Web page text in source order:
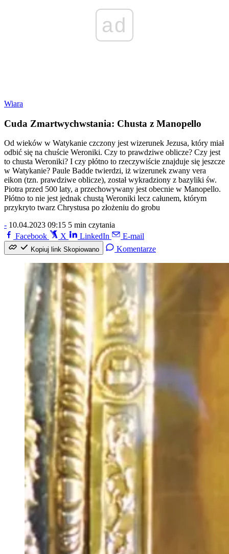
ad
Wiara
Cuda Zmartwychwstania: Chusta z Manopello
Od wieków w Watykanie czczony jest wizerunek Jezusa, który miał
odbić się na chuście Weroniki. Czy to prawdziwe oblicze? Czy jest
to chusta Weroniki? I czy płótno to rzeczywiście znajduje się jeszcze
w Watykanie? Paule Badde twierdzi, iż wizerunek zwany vera
eikon (tzn. prawdziwe oblicze), został wykradziony z bazyliki św.
Piotra przed 500 laty, a przechowywany jest obecnie w Manopello.
Płótno to nie jest jednak chustą Weroniki lecz całunem, którym
przykryto twarz Chrystusa po złożeniu do grobu
- 10.04.2023 09:15 5 min czytania
Facebook
X LinkedIn E-mail
Kopiuj link Skopiowano Komentarze